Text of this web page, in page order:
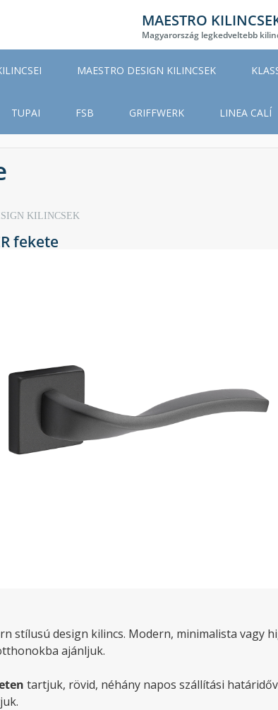
MAESTRO
Magyarország legkedveltebb
MAESTRO DESIGN KILINCSEK
TUPAI FSB GRIFFWERK LINEA CALÍ
KILINCSEK
fekete
stílusú design kilincs. Modern, minimalista vagy
ajánljuk.
tartjuk, rövid, néhány napos szállítási